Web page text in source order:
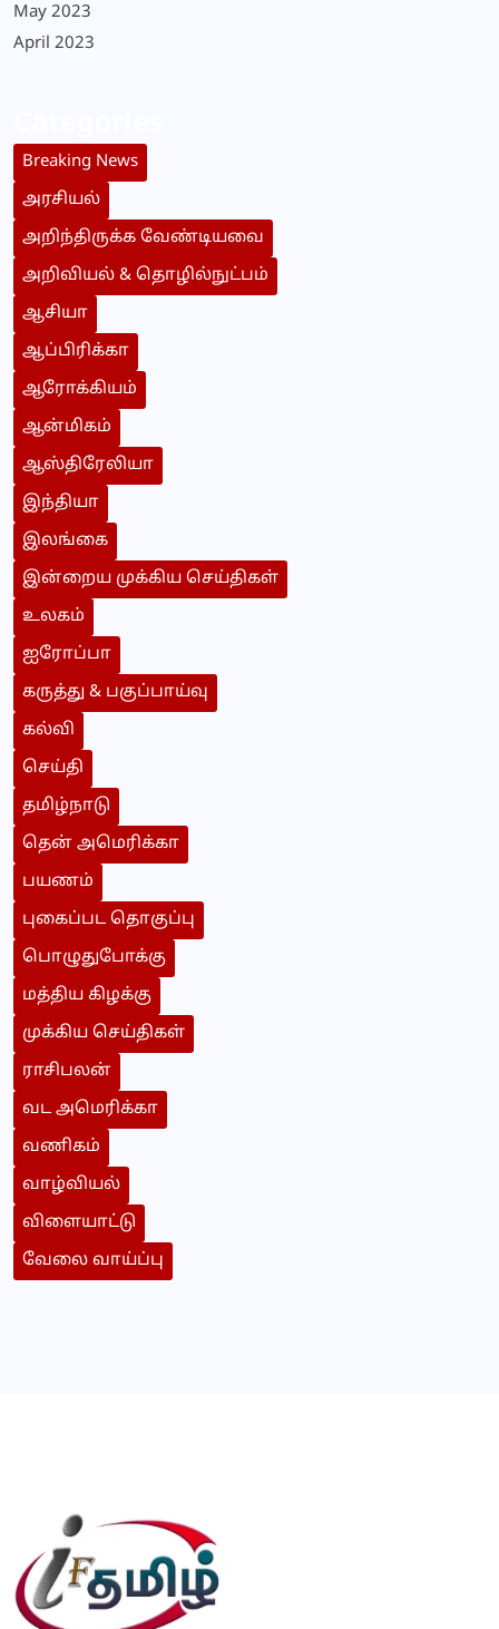
May 2023
April 2023
Breaking News
அரசியல்
அறிந்திருக்க வேண்டியவை
அறிவியல் & தொழில்நுட்பம்
ஆசியா
ஆப்பிரிக்கா
ஆரோக்கியம்
ஆன்மிகம்
ஆஸ்திரேலியா
இந்தியா
இலங்கை
இன்றைய முக்கிய செய்திகள்
உலகம்
ஐரோப்பா
கருத்து & பகுப்பாய்வு
கல்வி
செய்தி
தமிழ்நாடு
தென் அமெரிக்கா
பயணம்
புகைப்பட தொகுப்பு
பொழுதுபோக்கு
மத்திய கிழக்கு
முக்கிய செய்திகள்
ராசிபலன்
வட அமெரிக்கா
வணிகம்
வாழ்வியல்
விளையாட்டு
வேலை வாய்ப்பு